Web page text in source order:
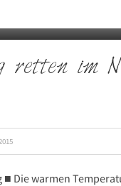
retten im
■ Die warmen